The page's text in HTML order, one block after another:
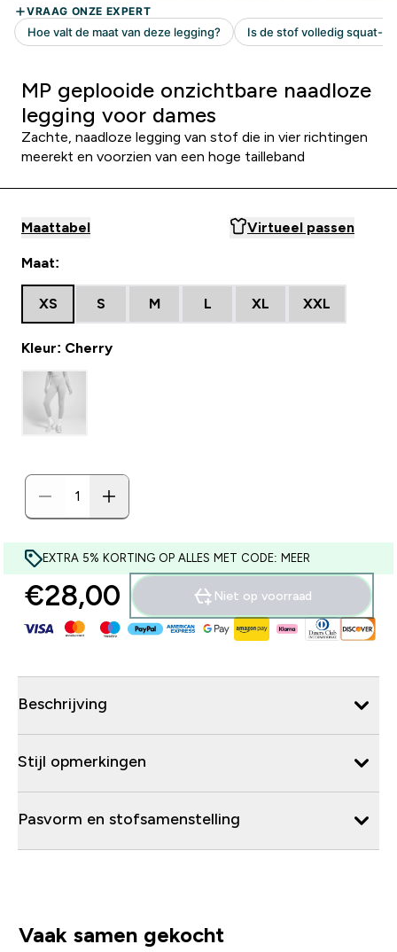
MP geplooide onzichtbare naadloze
legging voor dames
Zachte, naadloze legging van stof die in vier richtingen
meerekt en voorzien van een hoge tailleband
Maattabel Virtueel passen
Maat:
XS S M L XL XXL
Kleur: Cherry
EXTRA 5% KORTING OP ALLES MET CODE: MEER
€28,00‎ Niet op voorraad
Beschrijving
Stijl opmerkingen
Pasvorm en stofsamenstelling
Vaak samen gekocht